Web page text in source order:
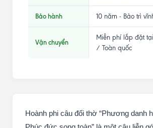
Bảo hành 10 năm - Bảo trì
Vận chuyển
Miễn phí lắp đặt
/ Toàn quốc
Hoành phi câu đối thờ “Phương danh